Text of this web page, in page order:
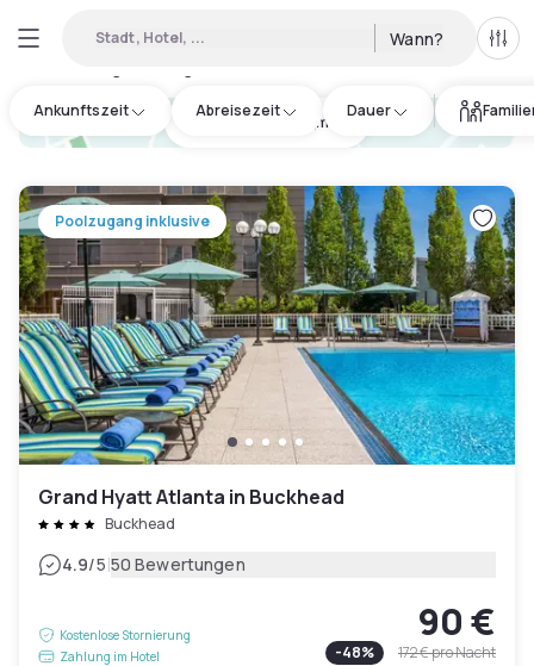
Stadt, Hotel, ... Wann? Alle
Ankunftszeit Abreisezeit Dauer
hotel.cta.view_map
Poolzugang inklusive
Grand Hyatt Atlanta in Buckhead
Buckhead
4.9/5|50 Bewertungen
Kostenlose Stornierung
Zahlung im Hotel
90 €
-48% 172 €pro Nacht